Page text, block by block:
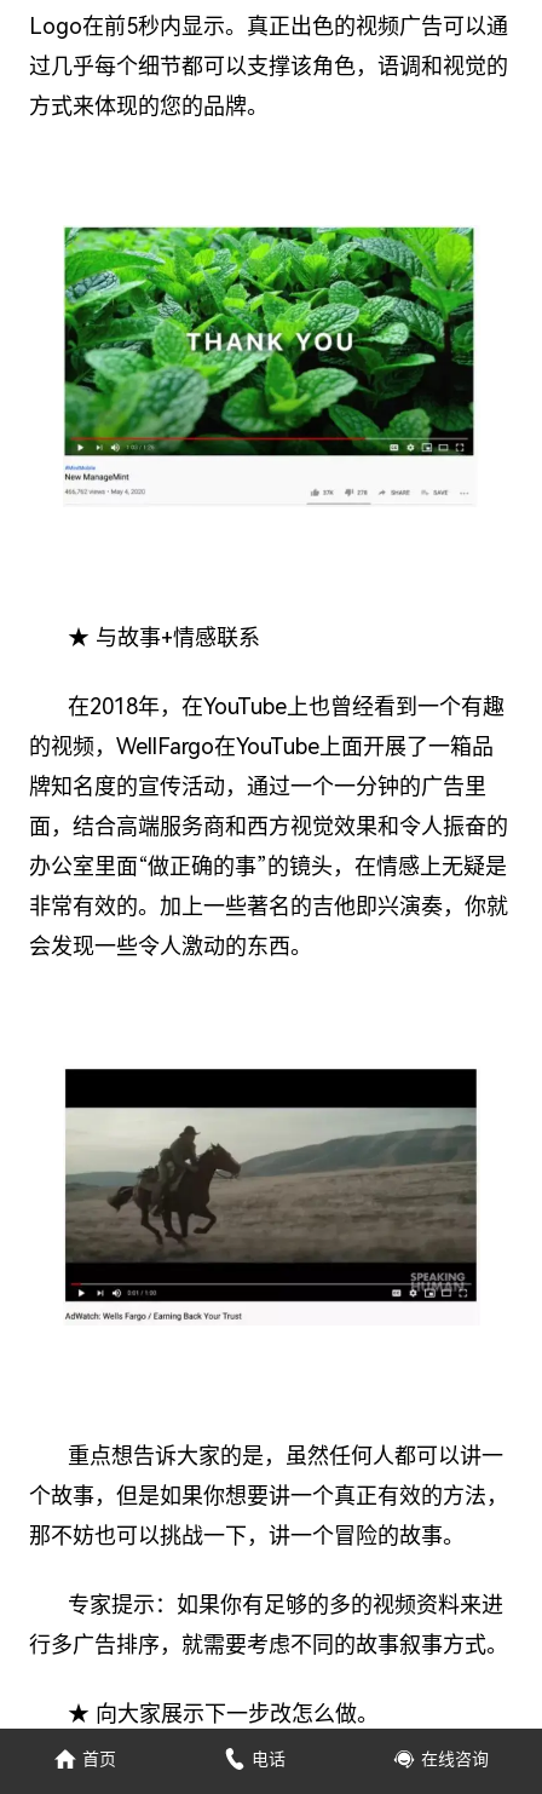
Logo在前5秒内显示。真正出色的视频广告可以通
过几乎每个细节都可以支撑该角色，语调和视觉的
方式来体现的您的品牌。
★ 与故事+情感联系
在2018年，在YouTube上也曾经看到一个有趣
的视频，WellFargo在YouTube上面开展了一箱品
牌知名度的宣传活动，通过一个一分钟的广告里
面，结合高端服务商和西方视觉效果和令人振奋的
办公室里面“做正确的事”的镜头，在情感上无疑是
非常有效的。加上一些著名的吉他即兴演奏，你就
会发现一些令人激动的东西。
重点想告诉大家的是，虽然任何人都可以讲一
个故事，但是如果你想要讲一个真正有效的方法，
那不妨也可以挑战一下，讲一个冒险的故事。
专家提示：如果你有足够的多的视频资料来进
行多广告排序，就需要考虑不同的故事叙事方式。
★ 向大家展示下一步改怎么做。
首页 电话 在线咨询